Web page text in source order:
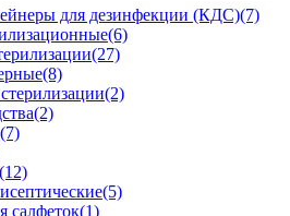
для дезинфекции (КДС)(7)
(6)
(27)
(8)
(2)
(2)
(7)
(12)
(5)
салфеток(1)